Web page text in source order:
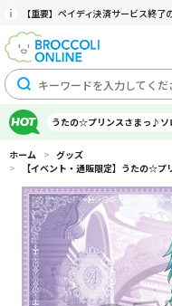
【重要】ペイディ決済サービス終了
うたの☆プリンスさまっ♪ソ
ホーム > グッズ
>
【イベント・通販限定】うたの☆